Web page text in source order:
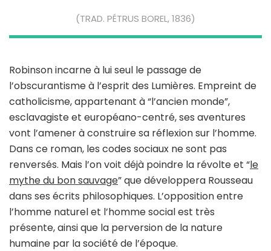
(TRAD. PÉTRUS BOREL, 1836)
Robinson incarne à lui seul le passage de
l’obscurantisme à l’esprit des Lumières. Empreint de
catholicisme, appartenant à “l’ancien monde”,
esclavagiste et européano-centré, ses aventures
vont l’amener à construire sa réflexion sur l’homme.
Dans ce roman, les codes sociaux ne sont pas
renversés. Mais l’on voit déjà poindre la révolte et “le
mythe du bon sauvage” que développera Rousseau
dans ses écrits philosophiques. L’opposition entre
l’homme naturel et l’homme social est très
présente, ainsi que la perversion de la nature
humaine par la société de l’époque.